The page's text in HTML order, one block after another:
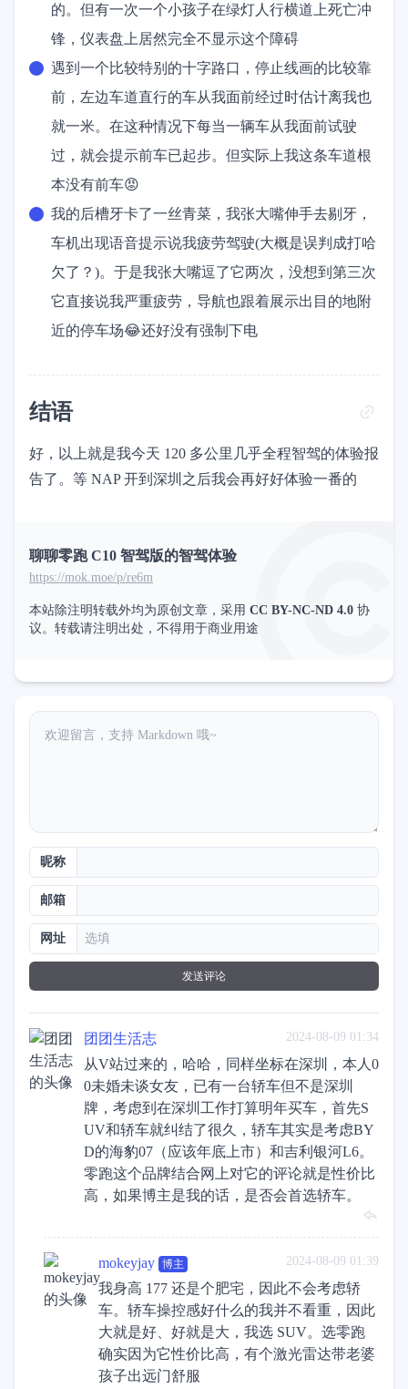
的。但有一次一个小孩子在绿灯人行横道上死亡冲
锋，仪表盘上居然完全不显示这个障碍
遇到一个比较特别的十字路口，停止线画的比较靠
前，左边车道直行的车从我面前经过时估计离我也
就一米。在这种情况下每当一辆车从我面前试驶
过，就会提示前车已起步。但实际上我这条车道根
本没有前车😡
我的后槽牙卡了一丝青菜，我张大嘴伸手去剔牙，
车机出现语音提示说我疲劳驾驶(大概是误判成打哈
欠了？)。于是我张大嘴逗了它两次，没想到第三次
它直接说我严重疲劳，导航也跟着展示出目的地附
近的停车场😂还好没有强制下电
结语
好，以上就是我今天 120 多公里几乎全程智驾的体验报
告了。等 NAP 开到深圳之后我会再好好体验一番的
聊聊零跑 C10 智驾版的智驾体验
https://mok.moe/p/re6m
本站除注明转载外均为原创文章，采用 CC BY-NC-ND 4.0 协
议。转载请注明出处，不得用于商业用途
昵称
邮箱
网址
发送评论
2024-08-09 01:34
团团生活志
从V站过来的，哈哈，同样坐标在深圳，本人0
0未婚未谈女友，已有一台轿车但不是深圳
牌，考虑到在深圳工作打算明年买车，首先S
UV和轿车就纠结了很久，轿车其实是考虑BY
D的海豹07（应该年底上市）和吉利银河L6。
零跑这个品牌结合网上对它的评论就是性价比
高，如果博主是我的话，是否会首选轿车。
2024-08-09 01:39
mokeyjay 博主
我身高 177 还是个肥宅，因此不会考虑轿
车。轿车操控感好什么的我并不看重，因此
大就是好、好就是大，我选 SUV。选零跑
确实因为它性价比高，有个激光雷达带老婆
孩子出远门舒服